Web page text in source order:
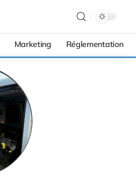
Marketing Réglementation